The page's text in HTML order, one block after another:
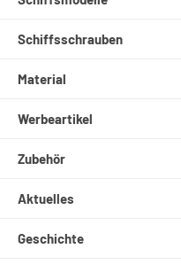
Schiffsschrauben
Material
Werbeartikel
Zubehör
Aktuelles
Geschichte